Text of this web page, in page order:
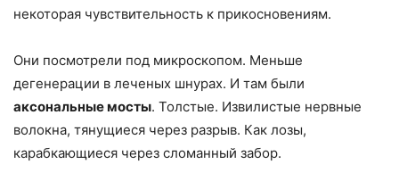
некоторая чувствительность к прикосновениям.
Они посмотрели под микроскопом. Меньше
дегенерации в леченых шнурах. И там были
аксональные мосты. Толстые. Извилистые нервные
волокна, тянущиеся через разрыв. Как лозы,
карабкающиеся через сломанный забор.